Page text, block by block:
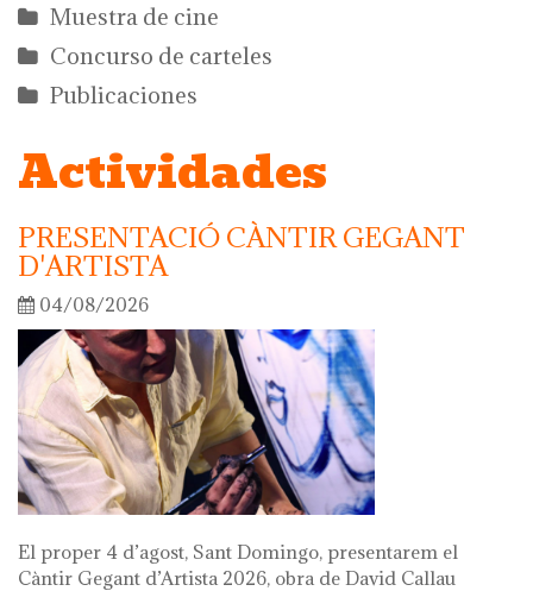
Muestra de cine
Concurso de carteles
Publicaciones
Actividades
PRESENTACIÓ CÀNTIR GEGANT
D'ARTISTA
04/08/2026
El proper 4 d’agost, Sant Domingo, presentarem el
Càntir Gegant d’Artista 2026, obra de David Callau